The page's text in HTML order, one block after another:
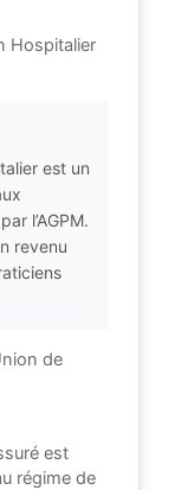
Hospitalier
est un
l’AGPM.
revenu
de
est
régime de